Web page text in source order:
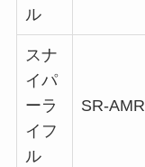
ル
スナ
イパ
ーラ
イフ
ル
SR-AMR